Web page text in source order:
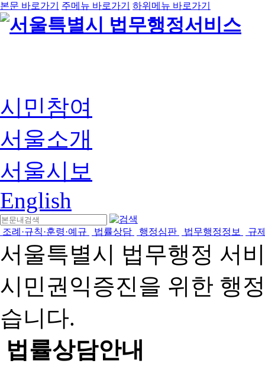
본문 바로가기 주메뉴 바로가기 하위메뉴 바로가기
시민참여
서울소개
서울시보
English
조례·규칙·훈령·예규 법률상담 행정심판 법무행정정보 규
서울특별시 법무행정 서
시민권익증진을 위한 행
습니다.
법률상담안내